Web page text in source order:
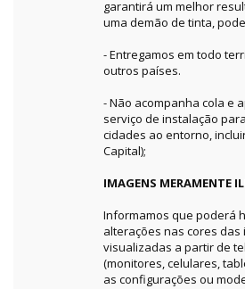
garantirá um melhor
uma demão de tinta,
- Entregamos em todo
outros países.
- Não acompanha cola e
serviço de instalação
cidades ao entorno,
Capital);
IMAGENS MERAMENTE
Informamos que poderá
alterações nas cores das
visualizadas a partir de
(monitores, celulares,
as configurações ou